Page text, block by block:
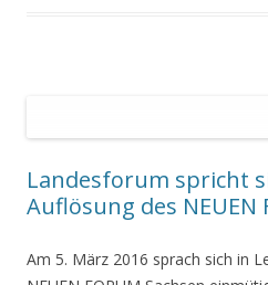
Landesforum spricht
Auflösung des NEUEN
Am 5. März 2016 sprach sich in